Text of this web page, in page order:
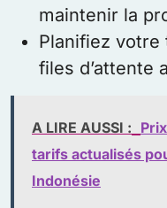
maintenir la
Planifiez
files d’attente
A LIRE AUSSI :
tarifs actualisés
Indonésie